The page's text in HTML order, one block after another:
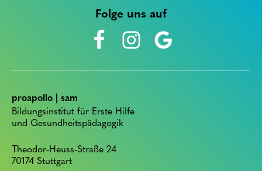
Folge uns auf
proapollo | sam
Bildungsinstitut für Erste Hilfe
und Gesundheitspädagogik
Theodor-Heuss-Straße 24
70174 Stuttgart